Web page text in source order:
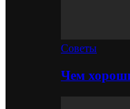
Советы
Чем